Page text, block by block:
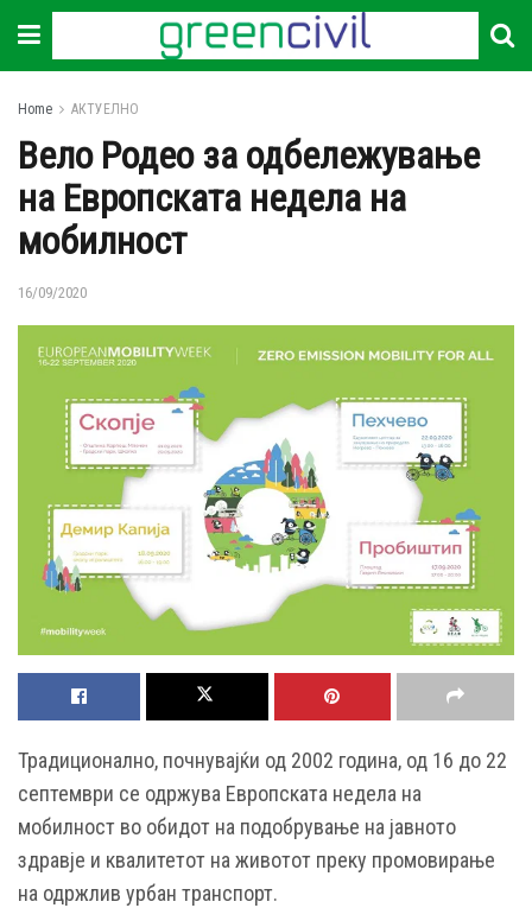
Home АКТУЕЛНО
Вело Родео за одбележување
на Европската недела на
мобилност
16/09/2020
Традиционално, почнувајќи од 2002 година, од 16 до 22
септември се одржува Европската недела на
мобилност во обидот на подобрување на јавното
здравје и квалитетот на животот преку промовирање
на одржлив урбан транспорт.